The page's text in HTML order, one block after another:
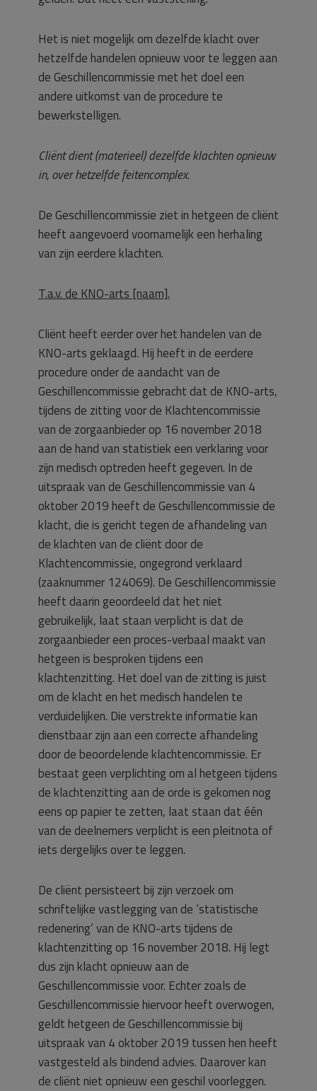
Het is niet mogelijk om dezelfde klacht over
hetzelfde handelen opnieuw voor te leggen aan
de Geschillencommissie met het doel een
andere uitkomst van de procedure te
bewerkstelligen.
Cliënt dient (materieel) dezelfde klachten opnieuw
in, over hetzelfde feitencomplex.
De Geschillencommissie ziet in hetgeen de cliënt
heeft aangevoerd voornamelijk een herhaling
van zijn eerdere klachten.
T.a.v. de KNO-arts [naam].
Cliënt heeft eerder over het handelen van de
KNO-arts geklaagd. Hij heeft in de eerdere
procedure onder de aandacht van de
Geschillencommissie gebracht dat de KNO-arts,
tijdens de zitting voor de Klachtencommissie
van de zorgaanbieder op 16 november 2018
aan de hand van statistiek een verklaring voor
zijn medisch optreden heeft gegeven. In de
uitspraak van de Geschillencommissie van 4
oktober 2019 heeft de Geschillencommissie de
klacht, die is gericht tegen de afhandeling van
de klachten van de cliënt door de
Klachtencommissie, ongegrond verklaard
(zaaknummer 124069). De Geschillencommissie
heeft daarin geoordeeld dat het niet
gebruikelijk, laat staan verplicht is dat de
zorgaanbieder een proces-verbaal maakt van
hetgeen is besproken tijdens een
klachtenzitting. Het doel van de zitting is juist
om de klacht en het medisch handelen te
verduidelijken. Die verstrekte informatie kan
dienstbaar zijn aan een correcte afhandeling
door de beoordelende klachtencommissie. Er
bestaat geen verplichting om al hetgeen tijdens
de klachtenzitting aan de orde is gekomen nog
eens op papier te zetten, laat staan dat één
van de deelnemers verplicht is een pleitnota of
iets dergelijks over te leggen.
De cliënt persisteert bij zijn verzoek om
schriftelijke vastlegging van de ‘statistische
redenering’ van de KNO-arts tijdens de
klachtenzitting op 16 november 2018. Hij legt
dus zijn klacht opnieuw aan de
Geschillencommissie voor. Echter zoals de
Geschillencommissie hiervoor heeft overwogen,
geldt hetgeen de Geschillencommissie bij
uitspraak van 4 oktober 2019 tussen hen heeft
vastgesteld als bindend advies. Daarover kan
de cliënt niet opnieuw een geschil voorleggen.